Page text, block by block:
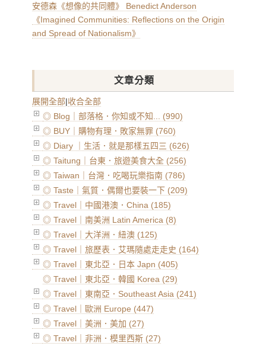
安德森《想像的共同體》 Benedict Anderson
《Imagined Communities: Reflections on the Origin
and Spread of Nationalism》
文章分類
展開全部|收合全部
◎ Blog｜部落格．你知或不知... (990)
◎ BUY｜購物有理．敗家無罪 (760)
◎ Diary ｜生活．就是那樣五四三 (626)
◎ Taitung｜台東．旅遊美食大全 (256)
◎ Taiwan｜台灣．吃喝玩樂指南 (786)
◎ Taste｜氣質．偶爾也要裝一下 (209)
◎ Travel｜中國港澳．China (185)
◎ Travel｜南美洲 Latin America (8)
◎ Travel｜大洋洲．紐澳 (125)
◎ Travel｜旅歷表．艾瑪隨處走走史 (164)
◎ Travel｜東北亞．日本 Japn (405)
◎ Travel｜東北亞．韓國 Korea (29)
◎ Travel｜東南亞．Southeast Asia (241)
◎ Travel｜歐洲 Europe (447)
◎ Travel｜美洲．美加 (27)
◎ Travel｜非洲．模里西斯 (27)